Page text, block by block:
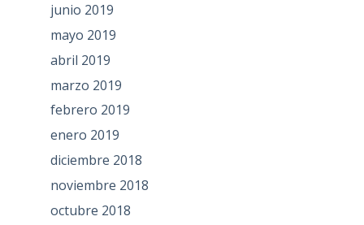
junio 2019
mayo 2019
abril 2019
marzo 2019
febrero 2019
enero 2019
diciembre 2018
noviembre 2018
octubre 2018